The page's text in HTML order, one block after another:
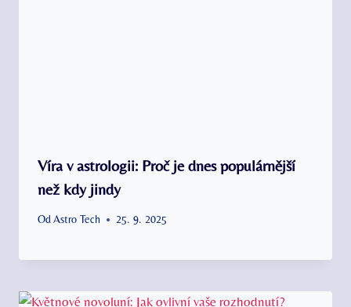
Víra v astrologii: Proč je dnes populárnější
než kdy jindy
OdAstro Tech 25. 9. 2025